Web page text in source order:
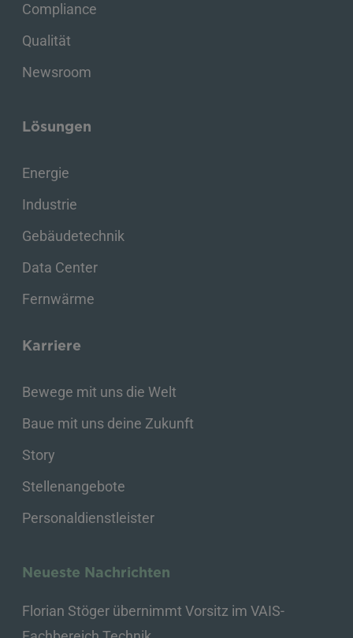
Compliance
Qualität
Newsroom
Lösungen
Energie
Industrie
Gebäudetechnik
Data Center
Fernwärme
Karriere
Bewege mit uns die Welt
Baue mit uns deine Zukunft
Story
Stellenangebote
Personaldienstleister
Neueste Nachrichten
Florian Stöger übernimmt Vorsitz im VAIS-